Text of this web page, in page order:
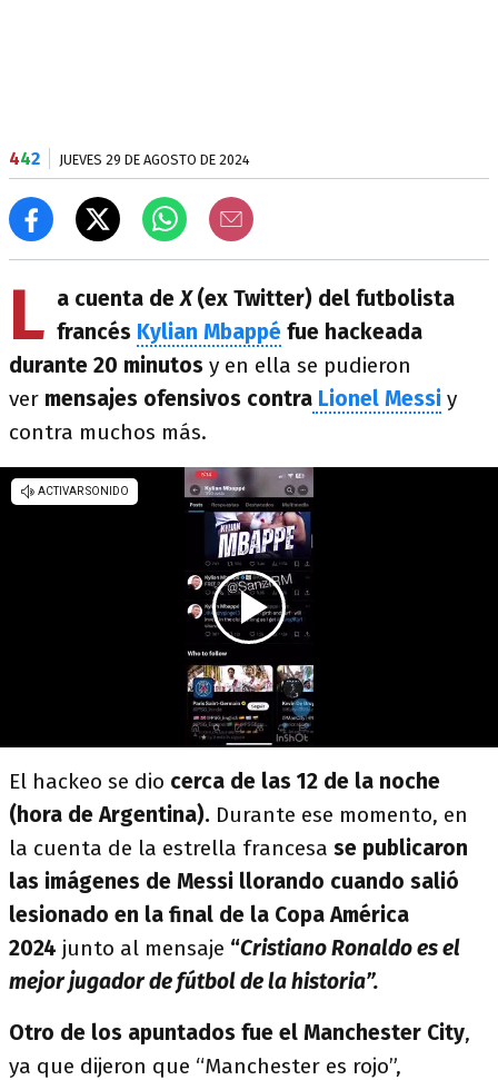
442 JUEVES 29 DE AGOSTO DE 2024
L a cuenta deX(ex Twitter) del futbolista
francés Kylian Mbappé fue hackeada
durante 20 minutos y en ella se pudieron
ver mensajes ofensivos contra Lionel Messi y
contra muchos más.
El hackeo se dio cerca de las 12 de la noche
(hora de Argentina). Durante ese momento, en
la cuenta de la estrella francesa se publicaron
las imágenes de Messi llorando cuando salió
lesionado en la final de la Copa América
2024 junto al mensaje “Cristiano Ronaldo es el
mejor jugador de fútbol de la historia”.
Otro de los apuntados fue el Manchester City,
ya que dijeron que “Manchester es rojo”,